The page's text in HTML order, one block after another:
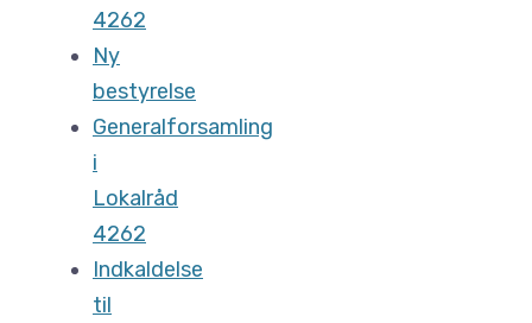
4262
Ny
bestyrelse
Generalforsamling
i
Lokalråd
4262
Indkaldelse
til